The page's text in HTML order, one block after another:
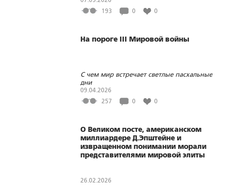
193
0 0
На пороге III Мировой войны
С чем мир встречает светлые пасхальные
дни
09.04.2026
257
0 0
О Великом посте, американском
миллиардере Д.Эпштейне и
извращенном понимании морали
представителями мировой элиты
26.02.2026